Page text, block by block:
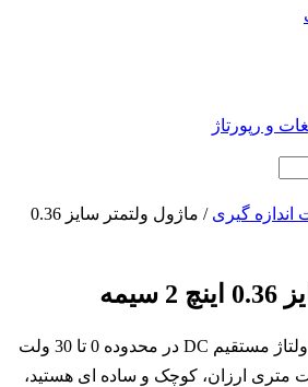
و رپورتاژ
اندازه گیری
/ ماژول ولتمتر سایز 0.36
اگر به دنبال اندازه گیری ولتاژ مستقیم DC در محدوده 0 تا 30 ولت
متری ارزان، کوچک و ساده ای هستید،